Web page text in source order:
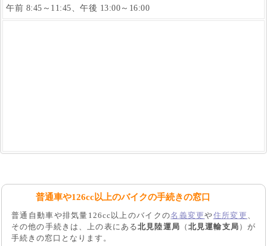
午前 8:45～11:45、午後 13:00～16:00
普通車や126cc以上のバイクの手続きの窓口
普通自動車や排気量126cc以上のバイクの名義変更や住所変更 、
その他の手続きは、上の表にある北見陸運局 （ 北見運輸支局 ）が
手続きの窓口となります。